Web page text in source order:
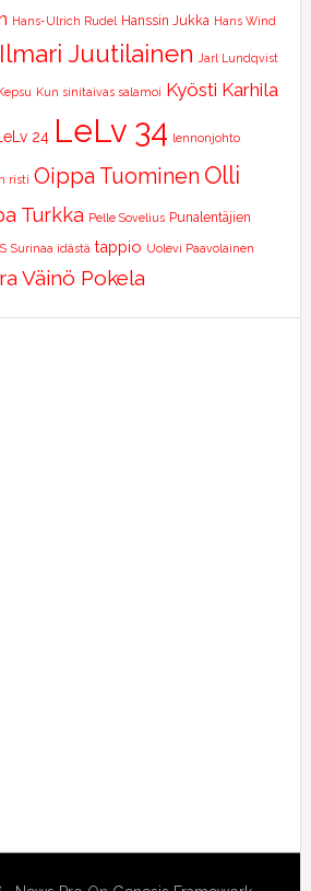
Hans-Ulrich Rudel Hanssin Jukka Hans Wind
Ilmari Juutilainen Jarl Lundqvist
Kun sinitaivas salamoi Kyösti Karhila
LeLv 24 LeLv 34 lennonjohto
risti Oippa Tuominen Olli
Turkka Pelle Sovelius Punalentäjien
S Surinaa idästä tappio Uolevi Paavolainen
Väinö Pokela